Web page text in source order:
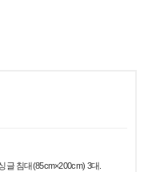
글 침대(85cm×200cm) 3대.